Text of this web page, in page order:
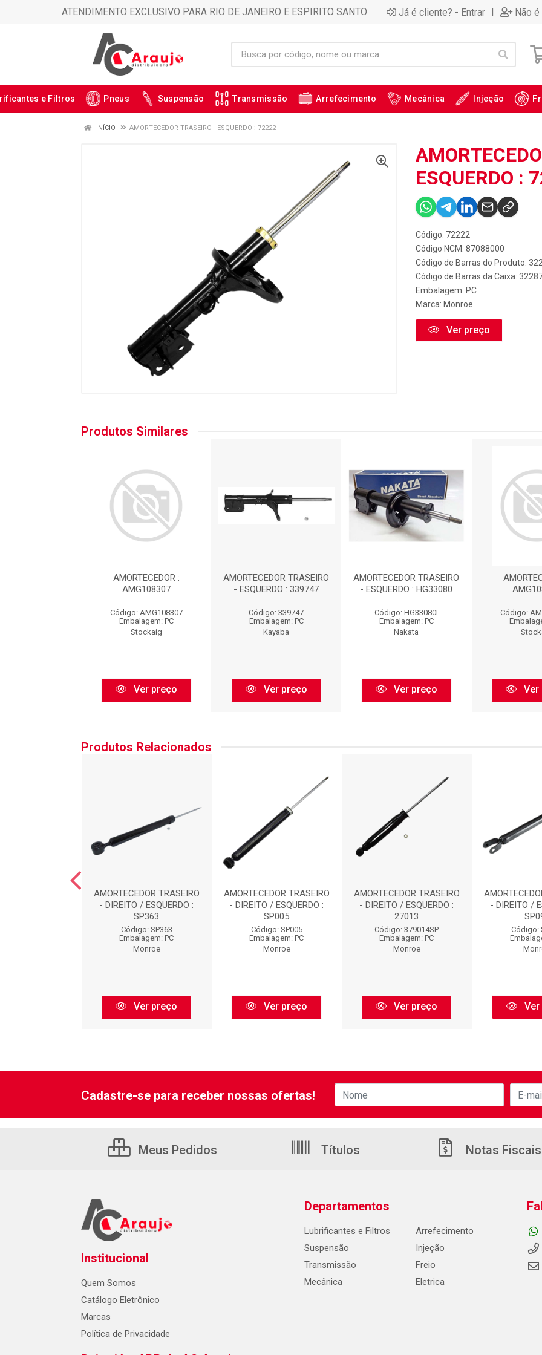
ATENDIMENTO EXCLUSIVO PARA RIO DE JANEIRO E ESPIRITO SANTO Já é cliente? - Entrar | Não
e Filtros Pneus Suspensão Transmissão Arrefecimento Mecânica Injeção
INÍCIO AMORTECEDOR TRASEIRO - ESQUERDO : 72222
ESQUERDO :
Código: 72222
Código NCM: 87088000
Código de Barras do Produto:
Código de Barras da Caixa:
Embalagem: PC
Marca: Monroe
Ver preço
Produtos Similares
AMORTECEDOR :
AMG108307
Código: AMG108307
Embalagem: PC
Stockaig
Ver preço
AMORTECEDOR TRASEIRO
- ESQUERDO : 339747
Código: 339747
Embalagem: PC
Kayaba
Ver preço
AMORTECEDOR TRASEIRO
- ESQUERDO : HG33080
Código: HG33080I
Embalagem: PC
Nakata
Ver preço
Código:
Ver
Produtos Relacionados
AMORTECEDOR TRASEIRO
- DIREITO / ESQUERDO :
SP363
Código: SP363
Embalagem: PC
Monroe
Ver preço
AMORTECEDOR TRASEIRO
- DIREITO / ESQUERDO :
SP005
Código: SP005
Embalagem: PC
Monroe
Ver preço
AMORTECEDOR TRASEIRO
- DIREITO / ESQUERDO :
27013
Código: 379014SP
Embalagem: PC
Monroe
Ver preço
- DIREITO /
Código:
Cadastre-se para receber nossas ofertas!
Meus Pedidos Títulos Notas Fiscais
Institucional
Quem Somos
Catálogo Eletrônico
Marcas
Política de Privacidade
Departamentos
Lubrificantes e Filtros
Suspensão
Transmissão
Mecânica
Arrefecimento
Injeção
Freio
Eletrica